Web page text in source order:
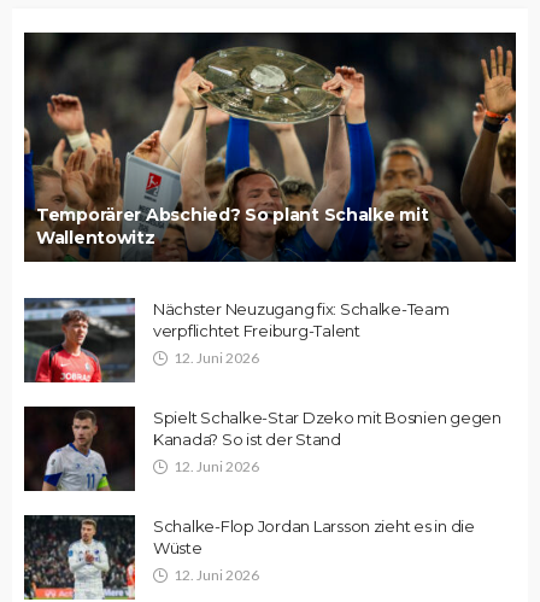
Temporärer Abschied? So plant Schalke mit
Wallentowitz
Nächster Neuzugang fix: Schalke-Team
verpflichtet Freiburg-Talent
12. Juni 2026
Spielt Schalke-Star Dzeko mit Bosnien gegen
Kanada? So ist der Stand
12. Juni 2026
Schalke-Flop Jordan Larsson zieht es in die
Wüste
12. Juni 2026